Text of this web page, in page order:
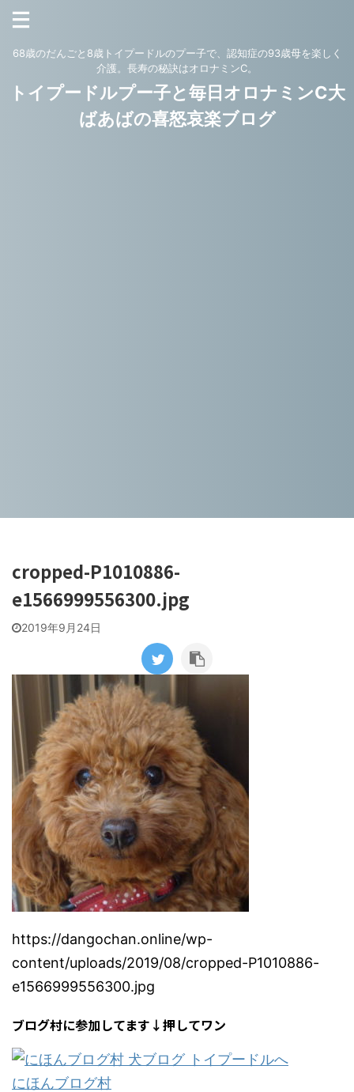
68歳のだんごと8歳トイプードルのプー子で、認知症の93歳母を楽しく
介護。長寿の秘訣はオロナミンC。
トイプードルプー子と毎日オロナミンC大
ばあばの喜怒哀楽ブログ
cropped-P1010886-
e1566999556300.jpg
2019年9月24日
https://dangochan.online/wp-
content/uploads/2019/08/cropped-P1010886-
e1566999556300.jpg
ブログ村に参加してます↓押してワン
にほんブログ村